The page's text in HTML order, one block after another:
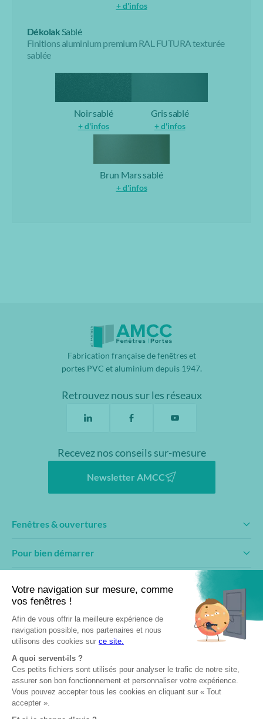
+ d'infos
DékolakSablé
Finitions aluminium premium RAL FUTURA texturée
sablée
Noir sablé
+ d'infos
Gris sablé
+ d'infos
Brun Mars sablé
+ d'infos
Fabrication française de fenêtres et
portes PVC et aluminium depuis 1947.
Retrouvez nous sur les réseaux
Recevez nos conseils sur-mesure
Newsletter AMCC
Fenêtres & ouvertures
Pour bien démarrer
Devenir partenaireClub AMCCDocumentation
Formation & pose